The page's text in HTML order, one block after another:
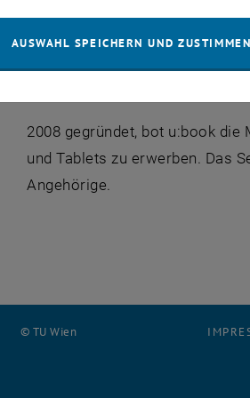
2008 gegründet, bot u:book
und Tablets zu erwerben. Das
Angehörige.
© TU Wien
AUSWAHL SPEICHERN UND ZUSTIMMEN